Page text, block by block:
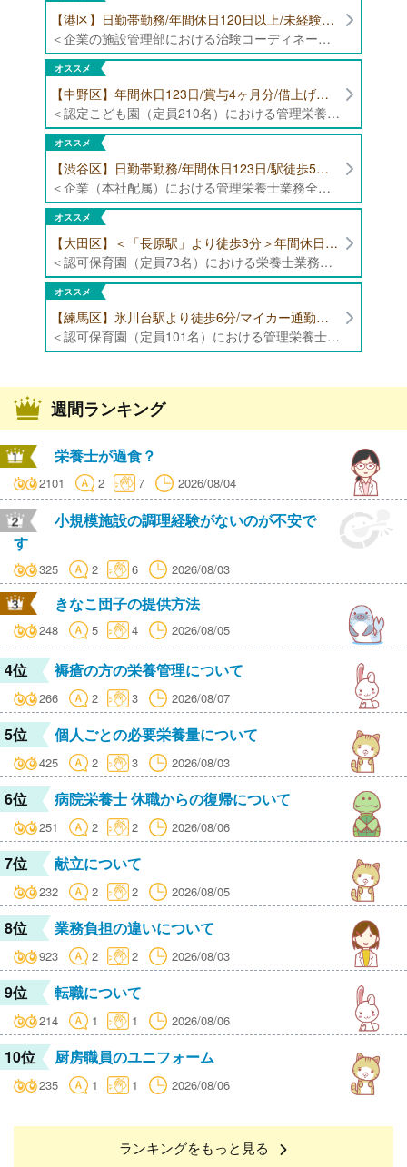
【港区】日勤帯勤務/年間休日120日以上/未経験者歓迎/健康食品の臨床試験に携わる管理栄養士・栄養士の治験コーディネーター募集！
＜企業の施設管理部における治験コーディネーター業務全般＞ ・健康食品の臨床試験に伴う指導 ・スケジュール調整等の被験者管理 ・データ収集、書類作成 ・医療機関にて被験者への説明や誘導 ・栄養指導、栄養計算
オススメ
【中野区】年間休日123日/賞与4ヶ月分/借上げ住宅制度あり 認定こども園（定員210名）にて管理栄養士・栄養士募集！
＜認定こども園（定員210名）における管理栄養士・栄養士業務全般＞ ・管理栄養士、栄養士業務全般
オススメ
【渋谷区】日勤帯勤務/年間休日123日/駅徒歩5分/企業（本社配属）にて管理栄養士募集！
＜企業（本社配属）における管理栄養士業務全般＞ ・本社および在宅（週1日程度）で、運営・受託する保育園（約50箇所）の管理栄養士・マネジメント業務全般 ・調理指導、育成 ・調理代行※欠員時 ・衛生管理 ・献立作成 ・食材発注 ・園長、調理スタッフとの給食会議 ・クライアント企業との給食会議（食育等の企画提案） ・採用業務（面接・施設見学同行）など ・担当保育園の定期巡回（直行やオンライン対応あり） ※23区内の認可保育園や、事業所内保育園（市川市、古河市、厚木市・追浜等）
オススメ
【大田区】＜「長原駅」より徒歩3分＞年間休日120日以上/最大10連休取得可能/日勤帯勤務のみ 認可保育園（定員73名）にて、栄養士の募集！
＜認可保育園（定員73名）における栄養士業務全般＞ ・調理（朝おやつ・給食・おやつ・補食） ・盛付け、片づけ ・食育、保育室への給食ラウンド、事務業務 ・調理室のお掃除、備蓄の確認、発注など ※定員:73名(0歳児6名、1歳歳児10名、2歳児12名、3歳-5歳児各15名)
オススメ
【練馬区】氷川台駅より徒歩6分/マイカー通勤可能/年間休日120日/賞与高水準 認可保育園（定員101名）にて管理栄養士・栄養士・調理師募集！
＜認可保育園（定員101名）における管理栄養士・栄養士・調理師業務全般＞ ・調理業務全般 ・離乳食、アレルギー除去食対応 ・食育活動
週間ランキング
栄養士が過食？
2101 2 7 2026/08/04
小規模施設の調理経験がないのが不安で
す
325 2 6 2026/08/03
きなこ団子の提供方法
248 5 4 2026/08/05
4位 褥瘡の方の栄養管理について
266 2 3 2026/08/07
5位 個人ごとの必要栄養量について
425 2 3 2026/08/03
6位 病院栄養士 休職からの復帰について
251 2 2 2026/08/06
7位 献立について
232 2 2 2026/08/05
8位 業務負担の違いについて
923 2 2 2026/08/03
9位 転職について
214 1 1 2026/08/06
10位 厨房職員のユニフォーム
235 1 1 2026/08/06
ランキングをもっと見る